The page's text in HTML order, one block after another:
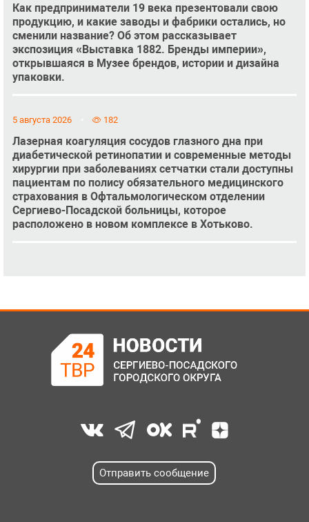
Как предприниматели 19 века презентовали свою
продукцию, и какие заводы и фабрики остались, но
сменили название? Об этом рассказывает
экспозиция «Выставка 1882. Бренды империи»,
открывшаяся в Музее брендов, истории и дизайна
упаковки.
5 августа 2026 182
Лазерная коагуляция сосудов глазного дна при
диабетической ретинопатии и современные методы
хирургии при заболеваниях сетчатки стали доступны
пациентам по полису обязательного медицинского
страхования в Офтальмологическом отделении
Сергиево-Посадской больницы, которое
расположено в новом комплексе в Хотьково.
Отправить сообщение